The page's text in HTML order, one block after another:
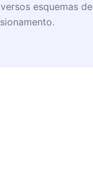
esquemas de